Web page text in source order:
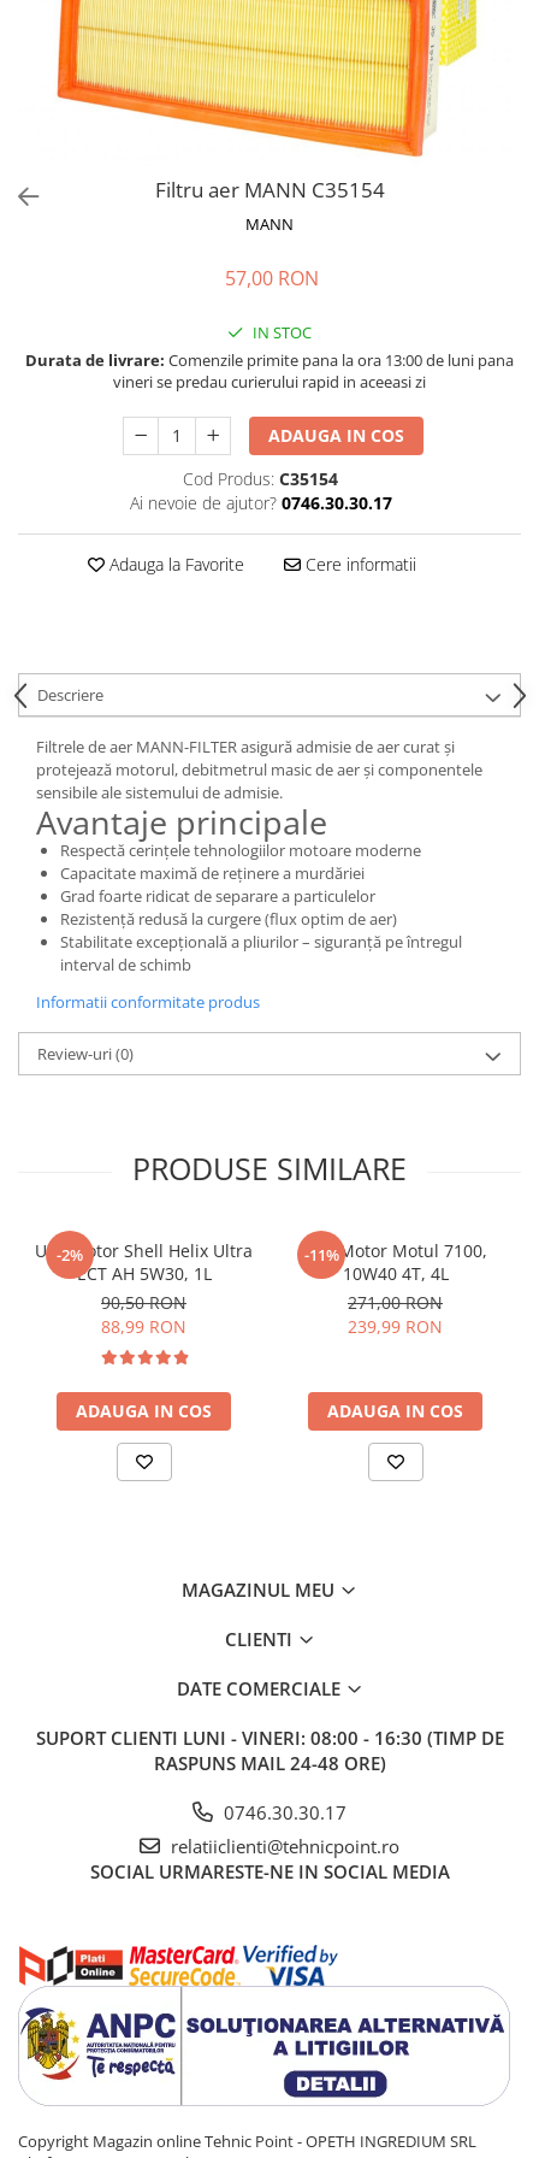
Bord | Plastice Interioare
Parfumuri | Odorizante
CEARA | SEALANT | TRATAMENTE
HIDROFOBE
PROTECTIE | COATING CERAMIC
LAVETE | PROSOAPE
Filtru aer MANN C35154
MANN
57,00 RON
IN STOC
Durata de livrare: Comenzile primite pana la ora 13:00 de luni pana
vineri se predau curierului rapid in aceeasi zi
ADAUGA IN COS
Cod Produs: C35154
Ai nevoie de ajutor? 0746.30.30.17
Adauga la Favorite Cere informatii
Descriere
Filtrele de aer MANN-FILTER asigură admisie de aer curat și
protejează motorul, debitmetrul masic de aer și componentele
sensibile ale sistemului de admisie.
Avantaje principale
Respectă cerințele tehnologiilor motoare moderne
Capacitate maximă de reținere a murdăriei
Grad foarte ridicat de separare a particulelor
Rezistență redusă la curgere (flux optim de aer)
Stabilitate excepțională a pliurilor – siguranță pe întregul
interval de schimb
Informatii conformitate produs
Review-uri(0)
PRODUSE SIMILARE
-2%
Ulei motor Shell Helix Ultra
ECT AH 5W30, 1L
90,50 RON
88,99 RON
ADAUGA IN COS
-11%
Ulei Motor Motul 7100,
10W40 4T, 4L
271,00 RON
239,99 RON
ADAUGA IN COS
MAGAZINUL MEU
CLIENTI
DATE COMERCIALE
SUPORT CLIENTI LUNI - VINERI: 08:00 - 16:30 (TIMP DE
RASPUNS MAIL 24-48 ORE)
0746.30.30.17
relatiiclienti@tehnicpoint.ro
SOCIAL URMARESTE-NE IN SOCIAL MEDIA
Copyright Magazin online Tehnic Point - OPETH INGREDIUM SRL